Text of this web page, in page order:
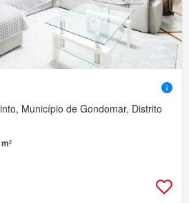
Município de Gondomar, Distrito